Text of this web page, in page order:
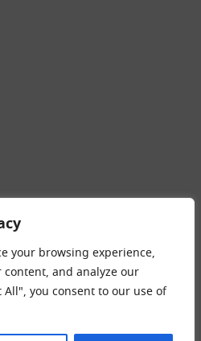
your browsing experience,
and analyze our
you consent to our use of
ถเข็นโรงแรม เครื่องมือและอุปกรณ์
อาด